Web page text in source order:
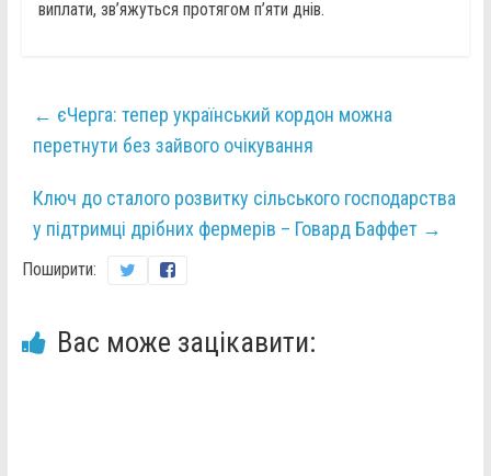
виплати, зв’яжуться протягом п’яти днів.
← єЧерга: тепер український кордон можна
перетнути без зайвого очікування
Ключ до сталого розвитку сільського господарства
у підтримці дрібних фермерів – Говард Баффет →
Поширити:
Вас може зацікавити: